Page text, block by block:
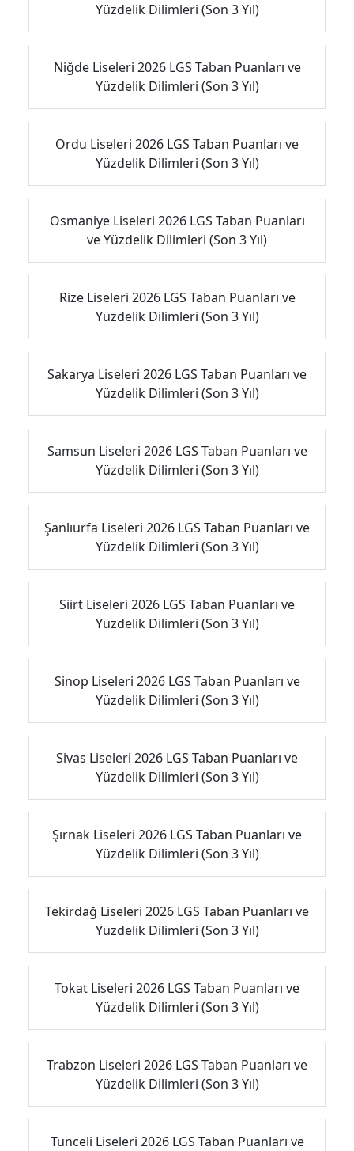
Yüzdelik Dilimleri (Son 3 Yıl)
Niğde Liseleri 2026 LGS Taban Puanları ve
Yüzdelik Dilimleri (Son 3 Yıl)
Ordu Liseleri 2026 LGS Taban Puanları ve
Yüzdelik Dilimleri (Son 3 Yıl)
Osmaniye Liseleri 2026 LGS Taban Puanları
ve Yüzdelik Dilimleri (Son 3 Yıl)
Rize Liseleri 2026 LGS Taban Puanları ve
Yüzdelik Dilimleri (Son 3 Yıl)
Sakarya Liseleri 2026 LGS Taban Puanları ve
Yüzdelik Dilimleri (Son 3 Yıl)
Samsun Liseleri 2026 LGS Taban Puanları ve
Yüzdelik Dilimleri (Son 3 Yıl)
Şanlıurfa Liseleri 2026 LGS Taban Puanları ve
Yüzdelik Dilimleri (Son 3 Yıl)
Siirt Liseleri 2026 LGS Taban Puanları ve
Yüzdelik Dilimleri (Son 3 Yıl)
Sinop Liseleri 2026 LGS Taban Puanları ve
Yüzdelik Dilimleri (Son 3 Yıl)
Sivas Liseleri 2026 LGS Taban Puanları ve
Yüzdelik Dilimleri (Son 3 Yıl)
Şırnak Liseleri 2026 LGS Taban Puanları ve
Yüzdelik Dilimleri (Son 3 Yıl)
Tekirdağ Liseleri 2026 LGS Taban Puanları ve
Yüzdelik Dilimleri (Son 3 Yıl)
Tokat Liseleri 2026 LGS Taban Puanları ve
Yüzdelik Dilimleri (Son 3 Yıl)
Trabzon Liseleri 2026 LGS Taban Puanları ve
Yüzdelik Dilimleri (Son 3 Yıl)
Tunceli Liseleri 2026 LGS Taban Puanları ve